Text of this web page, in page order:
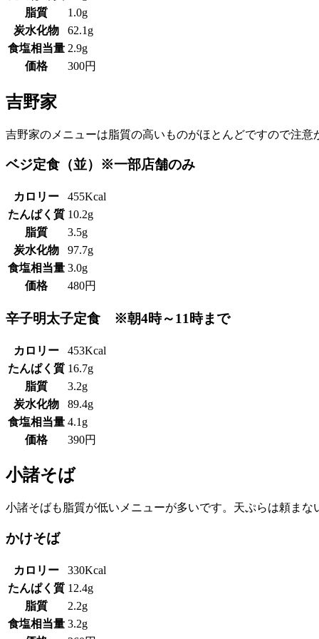
脂質
1.0g
炭水化物
62.1g
食塩相当量 2.9g
価格
300円
吉野家
吉野家のメニューは脂質の高いものがほとんどですので注意
ベジ定食（並）※一部店舗のみ
カロリー
455Kcal
たんぱく質 10.2g
脂質
3.5g
炭水化物
97.7g
食塩相当量 3.0g
価格
480円
辛子明太子定食 ※朝4時～11時まで
カロリー
453Kcal
たんぱく質 16.7g
脂質
3.2g
炭水化物
89.4g
食塩相当量 4.1g
価格
390円
小諸そば
小諸そばも脂質が低いメニューが多いです。天ぷらは頼まな
かけそば
カロリー
330Kcal
たんぱく質 12.4g
脂質
2.2g
食塩相当量 3.2g